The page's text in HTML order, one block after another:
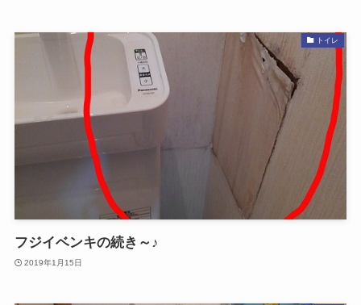
トイレ
フジイベンキの続き～♪
2019年1月15日